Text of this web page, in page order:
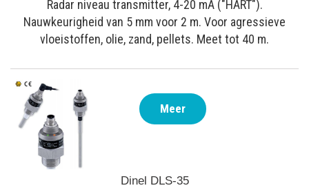
Radar niveau transmitter, 4-20 mA ("HART").
Nauwkeurigheid van 5 mm voor 2 m. Voor agressieve
vloeistoffen, olie, zand, pellets. Meet tot 40 m.
Dinel DLS-35
Meer